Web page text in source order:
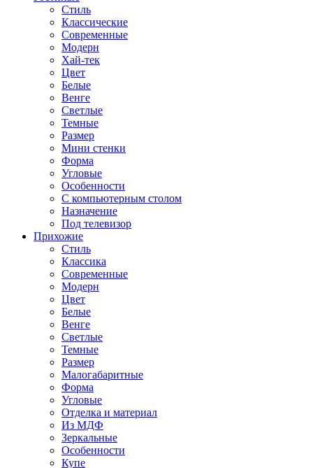
Стиль
Классические
Современные
Модерн
Хай-тек
Цвет
Белые
Венге
Светлые
Темные
Размер
Мини стенки
Форма
Угловые
Особенности
С компьютерным столом
Назначение
Под телевизор
Прихожие
Стиль
Классика
Современные
Модерн
Цвет
Белые
Венге
Светлые
Темные
Размер
Малогабаритные
Форма
Угловые
Отделка и материал
Из МДФ
Зеркальные
Особенности
Купе